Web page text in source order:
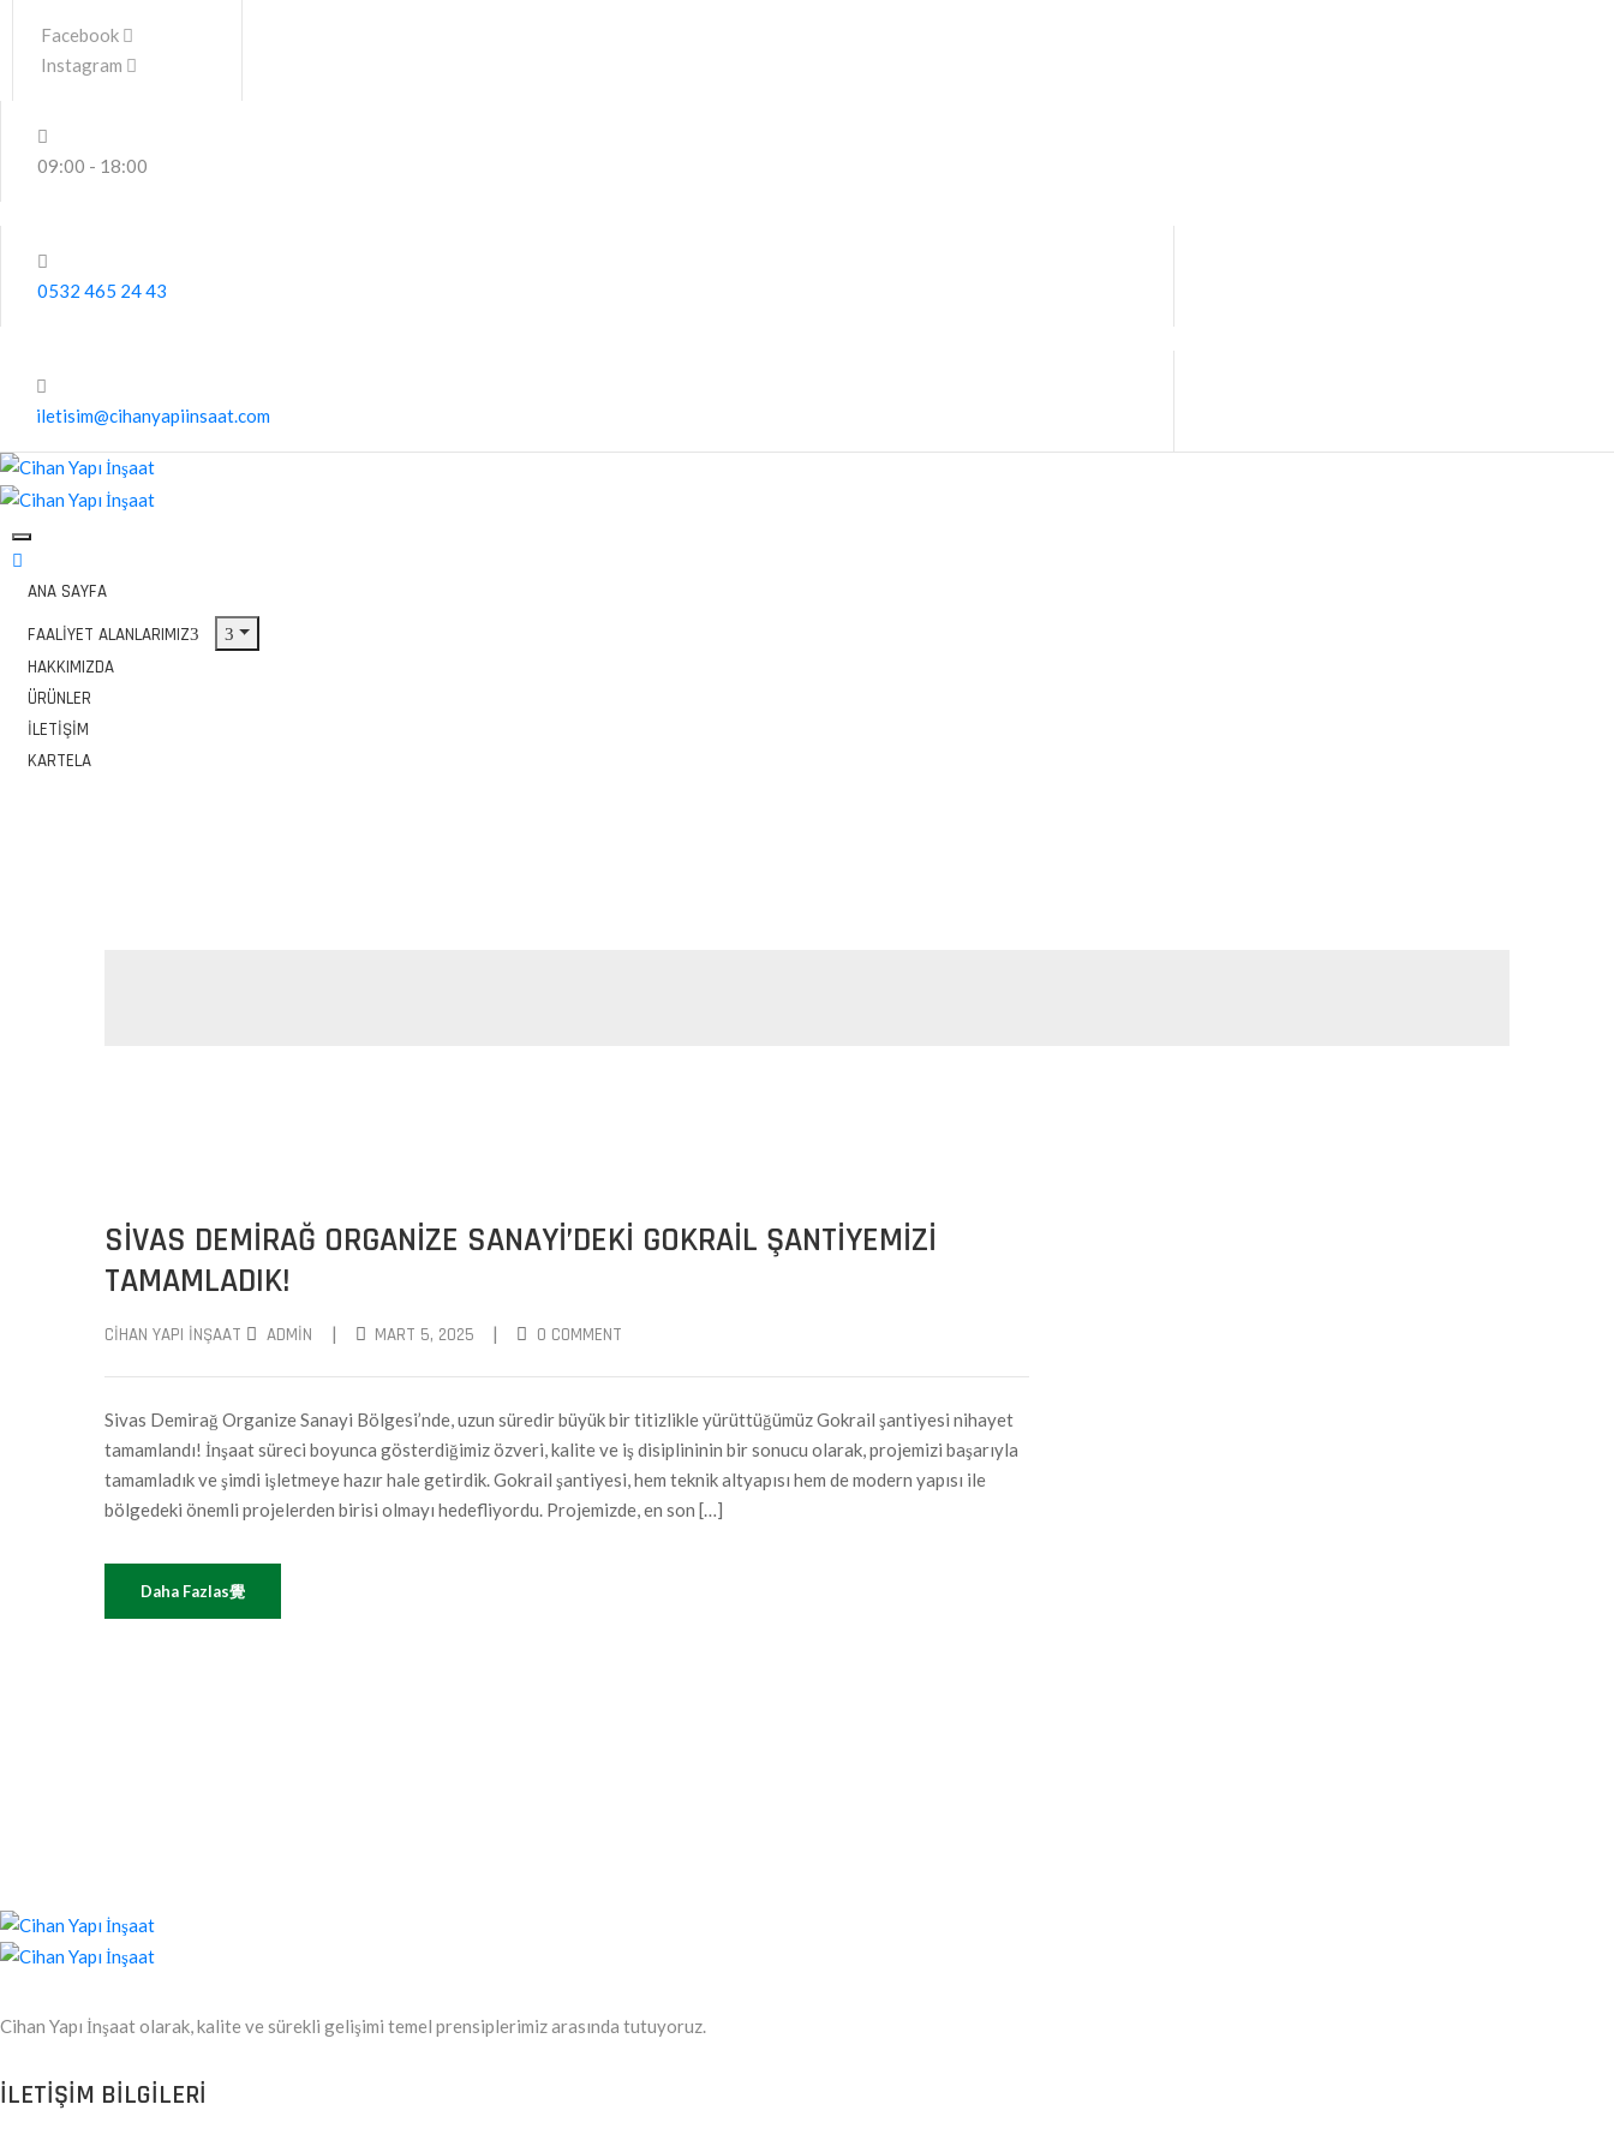
Facebook
Instagram
09:00 - 18:00
0532 465 24 43
iletisim@cihanyapiinsaat.com
ANA SAYFA
FAALIYET ALANLARIMIZ
HAKKIMIZDA
ÜRÜNLER
İLETIŞIM
KARTELA
SIVAS DEMIRAĞ ORGANIZE SANAYI’DEKI GOKRAIL ŞANTIYEMIZI
TAMAMLADIK!
CIHAN YAPI İNŞAAT ADMIN | MART 5, 2025 | 0 COMMENT
Sivas Demirağ Organize Sanayi Bölgesi’nde, uzun süredir büyük bir titizlikle yürüttüğümüz Gokrail şantiyesi nihayet
tamamlandı! İnşaat süreci boyunca gösterdiğimiz özveri, kalite ve iş disiplininin bir sonucu olarak, projemizi başarıyla
tamamladık ve şimdi işletmeye hazır hale getirdik. Gokrail şantiyesi, hem teknik altyapısı hem de modern yapısı ile
bölgedeki önemli projelerden birisi olmayı hedefliyordu. Projemizde, en son […]
Daha Fazlas覺
Cihan Yapı İnşaat olarak, kalite ve sürekli gelişimi temel prensiplerimiz arasında tutuyoruz.
ILETIŞIM BILGILERI